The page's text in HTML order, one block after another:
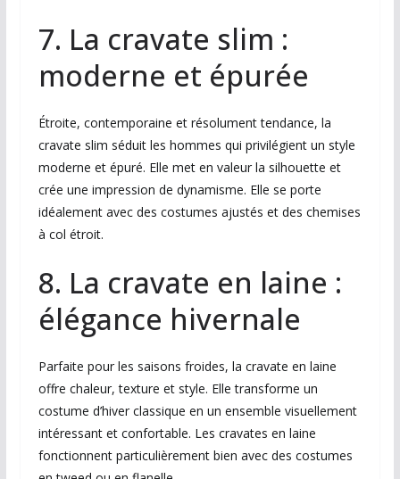
7. La cravate slim :
moderne et épurée
Étroite, contemporaine et résolument tendance, la
cravate slim séduit les hommes qui privilégient un style
moderne et épuré. Elle met en valeur la silhouette et
crée une impression de dynamisme. Elle se porte
idéalement avec des costumes ajustés et des chemises
à col étroit.
8. La cravate en laine :
élégance hivernale
Parfaite pour les saisons froides, la cravate en laine
offre chaleur, texture et style. Elle transforme un
costume d’hiver classique en un ensemble visuellement
intéressant et confortable. Les cravates en laine
fonctionnent particulièrement bien avec des costumes